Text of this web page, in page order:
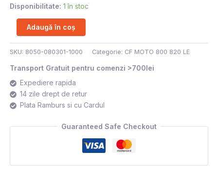
Disponibilitate: 1 în stoc
Adaugă în coș
SKU: 8050-080301-1000 Categorie: CF MOTO 800 820 LE
Transport Gratuit pentru comenzi >700lei
Expediere rapida
14 zile drept de retur
Plata Ramburs si cu Cardul
Guaranteed Safe Checkout